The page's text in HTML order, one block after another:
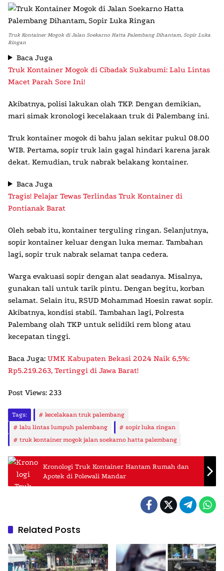
Truk Kontainer Mogok di Jalan Soekarno Hatta Palembang Dihantam, Sopir Luka
Ringan
Baca Juga
Truk Kontainer Mogok di Cibadak Sukabumi: Lalu Lintas
Macet Parah Sore Ini!
Akibatnya, polisi lakukan olah TKP. Dengan demikian,
mari simak kronologi kecelakaan truk di Palembang ini.
Truk kontainer mogok di bahu jalan sekitar pukul 08.00
WIB. Pertama, sopir truk lain gagal hindari karena jarak
dekat. Kemudian, truk nabrak belakang kontainer.
Baca Juga
Tragis! Pelajar Tewas Terlindas Truk Kontainer di
Pontianak Barat
Oleh sebab itu, kontainer terguling ringan. Selanjutnya,
sopir kontainer keluar dengan luka memar. Tambahan
lagi, sopir truk nabrak selamat tanpa cedera.
Warga evakuasi sopir dengan alat seadanya. Misalnya,
gunakan tali untuk tarik pintu. Dengan begitu, korban
selamat. Selain itu, RSUD Mohammad Hoesin rawat sopir.
Akibatnya, kondisi stabil. Tambahan lagi, Polresta
Palembang olah TKP untuk selidiki rem blong atau
kecepatan tinggi.
Baca Juga: UMK Kabupaten Bekasi 2024 Naik 6,5%:
Rp5.219.263, Tertinggi di Jawa Barat!
Post Views: 233
Tags:
kecelakaan truk palembang
lalu lintas lumpuh palembang
sopir luka ringan
truk kontainer mogok jalan soekarno hatta palembang
Kronologi Truk Kontainer Hantam Rumah dan
Apotek di Polewali Mandar
Related Posts